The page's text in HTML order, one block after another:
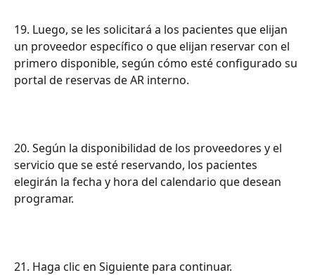
19. Luego, se les solicitará a los pacientes que elijan
un proveedor específico o que elijan reservar con el
primero disponible, según cómo esté configurado su
portal de reservas de AR interno.
20. Según la disponibilidad de los proveedores y el
servicio que se esté reservando, los pacientes
elegirán la fecha y hora del calendario que desean
programar.
21. Haga clic en Siguiente para continuar.